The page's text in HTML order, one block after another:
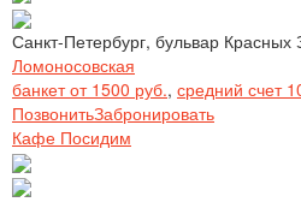
Санкт-Петербург, бульвар Красных
Ломоносовская
банкет от 1500 руб., средний счет
ПозвонитьЗабронировать
Кафе Посидим